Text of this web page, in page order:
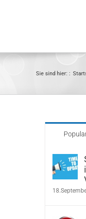
Sie sind hier: :